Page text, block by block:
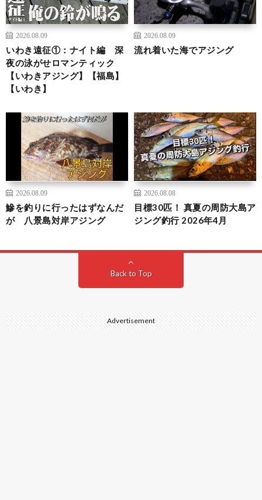
2026.08.09
いわき遠征①：ナイト編 深
夜の泳がせロマンティック
【いわきアジング】【福島】
【いわき】
2026.08.09
流れ着いた海でアジング
2026.08.09
鰺を釣りに行ったはずなんだ
が 八景島対岸アジング
2026.08.08
目標30匹！ 真夏の周防大島ア
ジング釣行 2026年4月
Back to Top
Advertisement